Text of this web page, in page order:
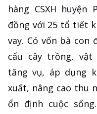
hàng CSXH
đồng với 25 tổ tiết
vay. Có vốn bà con
cấu cây trồng,
tăng vụ, áp dụng
xuất, nâng cao thu
ổn định cuộc